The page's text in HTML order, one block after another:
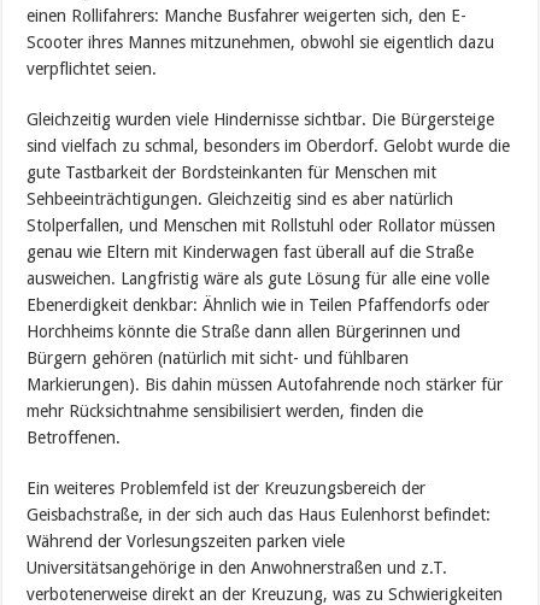
einen Rollifahrers: Manche Busfahrer weigerten sich, den E-
Scooter ihres Mannes mitzunehmen, obwohl sie eigentlich dazu
verpflichtet seien.
Gleichzeitig wurden viele Hindernisse sichtbar. Die Bürgersteige
sind vielfach zu schmal, besonders im Oberdorf. Gelobt wurde die
gute Tastbarkeit der Bordsteinkanten für Menschen mit
Sehbeeinträchtigungen. Gleichzeitig sind es aber natürlich
Stolperfallen, und Menschen mit Rollstuhl oder Rollator müssen
genau wie Eltern mit Kinderwagen fast überall auf die Straße
ausweichen. Langfristig wäre als gute Lösung für alle eine volle
Ebenerdigkeit denkbar: Ähnlich wie in Teilen Pfaffendorfs oder
Horchheims könnte die Straße dann allen Bürgerinnen und
Bürgern gehören (natürlich mit sicht- und fühlbaren
Markierungen). Bis dahin müssen Autofahrende noch stärker für
mehr Rücksichtnahme sensibilisiert werden, finden die
Betroffenen.
Ein weiteres Problemfeld ist der Kreuzungsbereich der
Geisbachstraße, in der sich auch das Haus Eulenhorst befindet:
Während der Vorlesungszeiten parken viele
Universitätsangehörige in den Anwohnerstraßen und z.T.
verbotenerweise direkt an der Kreuzung, was zu Schwierigkeiten